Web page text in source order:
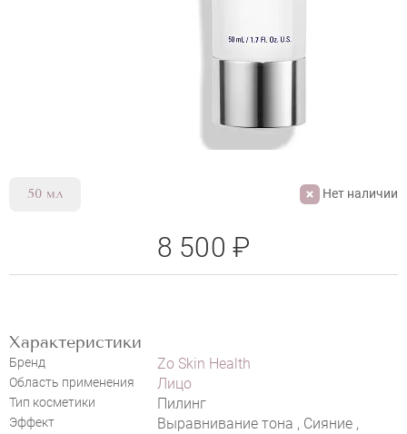
50 мл Нет наличии
Характеристики
Бренд Zo Skin Health
Область применения Лицо
Тип косметики Пилинг
Эффект
Выравнивание тона , Сияние ,
8 500 ₽
НАПИСАТЬ ОТЗЫВ